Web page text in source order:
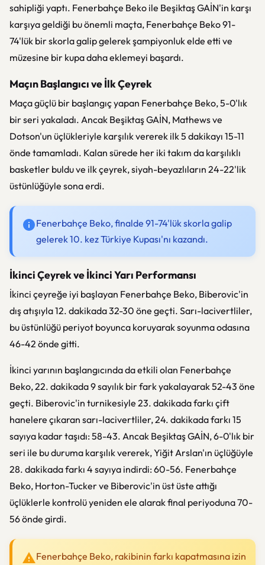
sahipliği yaptı. Fenerbahçe Beko ile Beşiktaş GAİN'in karşı
karşıya geldiği bu önemli maçta, Fenerbahçe Beko 91-
74'lük bir skorla galip gelerek şampiyonluk elde etti ve
müzesine bir kupa daha eklemeyi başardı.
Maçın Başlangıcı ve İlk Çeyrek
Maça güçlü bir başlangıç yapan Fenerbahçe Beko, 5-0'lık
bir seri yakaladı. Ancak Beşiktaş GAİN, Mathews ve
Dotson'un üçlükleriyle karşılık vererek ilk 5 dakikayı 15-11
önde tamamladı. Kalan sürede her iki takım da karşılıklı
basketler buldu ve ilk çeyrek, siyah-beyazlıların 24-22'lik
üstünlüğüyle sona erdi.
Fenerbahçe Beko, finalde 91-74'lük skorla galip
gelerek 10. kez Türkiye Kupası'nı kazandı.
İkinci Çeyrek ve İkinci Yarı Performansı
İkinci çeyreğe iyi başlayan Fenerbahçe Beko, Biberovic'in
dış atışıyla 12. dakikada 32-30 öne geçti. Sarı-lacivertliler,
bu üstünlüğü periyot boyunca koruyarak soyunma odasına
46-42 önde gitti.
İkinci yarının başlangıcında da etkili olan Fenerbahçe
Beko, 22. dakikada 9 sayılık bir fark yakalayarak 52-43 öne
geçti. Biberovic'in turnikesiyle 23. dakikada farkı çift
hanelere çıkaran sarı-lacivertliler, 24. dakikada farkı 15
sayıya kadar taşıdı: 58-43. Ancak Beşiktaş GAİN, 6-0'lık bir
seri ile bu duruma karşılık vererek, Yiğit Arslan'ın üçlüğüyle
28. dakikada farkı 4 sayıya indirdi: 60-56. Fenerbahçe
Beko, Horton-Tucker ve Biberovic'in üst üste attığı
üçlüklerle kontrolü yeniden ele alarak final periyoduna 70-
56 önde girdi.
Fenerbahçe Beko, rakibinin farkı kapatmasına izin